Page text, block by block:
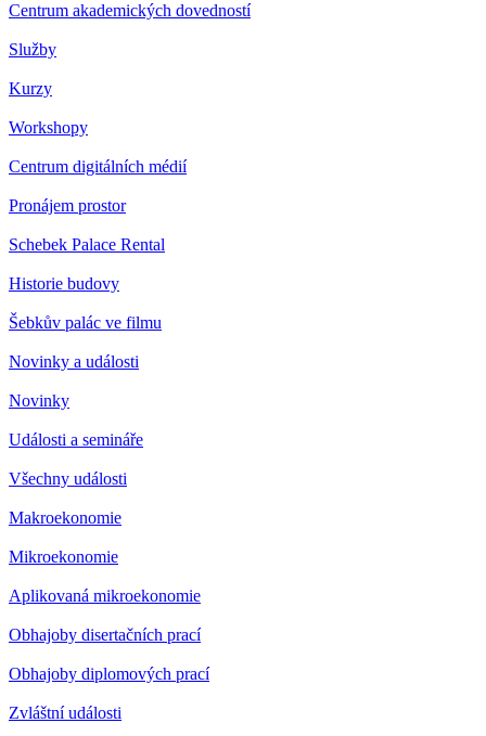
Centrum akademických dovedností
Služby
Kurzy
Workshopy
Centrum digitálních médií
Pronájem prostor
Schebek Palace Rental
Historie budovy
Šebkův palác ve filmu
Novinky a události
Novinky
Události a semináře
Všechny události
Makroekonomie
Mikroekonomie
Aplikovaná mikroekonomie
Obhajoby disertačních prací
Obhajoby diplomových prací
Zvláštní události